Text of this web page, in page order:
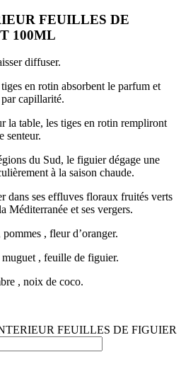
FEUILLES DE
100ML
diffuser.
en rotin absorbent le parfum et
capillarité.
la table, les tiges en rotin rempliront
senteur.
du Sud, le figuier dégage une
à la saison chaude.
dans ses effluves floraux fruités verts
Méditerranée et ses vergers.
, fleur d’oranger.
, feuille de figuier.
, noix de coco.
FEUILLES DE FIGUIER